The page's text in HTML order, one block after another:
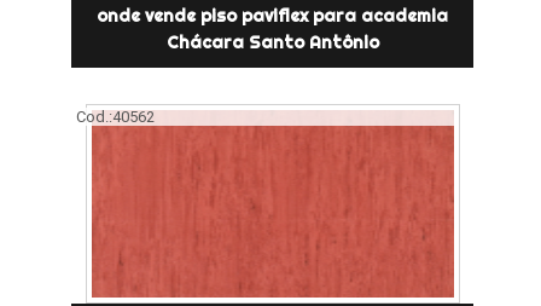
onde vende piso paviflex para academia
Chácara Santo Antônio
Cod.:40562